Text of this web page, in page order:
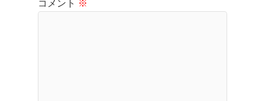
コメント ※